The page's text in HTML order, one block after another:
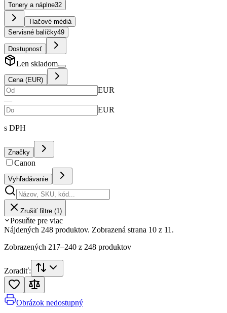
Tonery a náplne32
Tlačové médiá
Servisné balíčky49
Dostupnosť
Len skladom
Cena (EUR)
EUR
—
EUR
s DPH
Značky
Canon
Vyhľadávanie
Zrušiť filtre (1 )
Posuňte pre viac
Nájdených 248 produktov. Zobrazená strana 10 z 11.
Zobrazených 217–240 z 248 produktov
Zoradiť:
Obrázok nedostupný